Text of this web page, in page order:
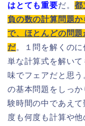
はとても重要だ。都
負の数の計算問題
で、ほとんどの問
だ。１問を解くの
単な計算式を解い
味でフェアだと思
の基本問題をしっ
験時間の中であえ
度も何度も計算や